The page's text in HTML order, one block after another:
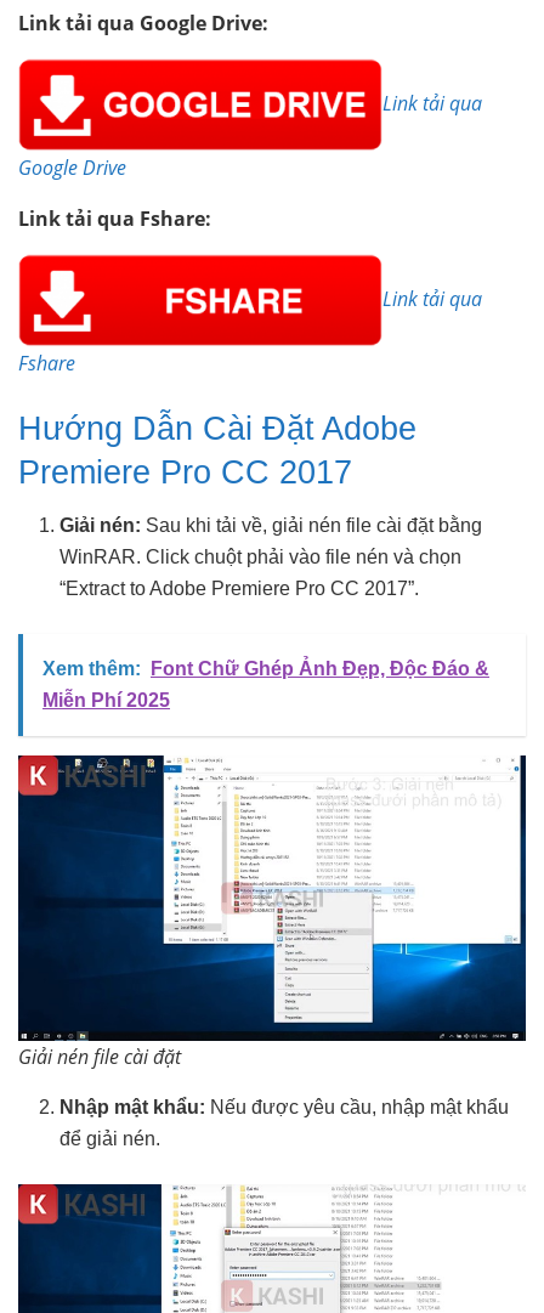
Link tải qua Google Drive:
Link tải qua
Google Drive
Link tải qua Fshare:
Link tải qua
Fshare
Hướng Dẫn Cài Đặt Adobe
Premiere Pro CC 2017
Giải nén: Sau khi tải về, giải nén file cài đặt bằng
WinRAR. Click chuột phải vào file nén và chọn
“Extract to Adobe Premiere Pro CC 2017”.
Xem thêm:
Font Chữ Ghép Ảnh Đẹp, Độc Đáo &
Miễn Phí 2025
Giải nén file cài đặt
Nhập mật khẩu: Nếu được yêu cầu, nhập mật khẩu
để giải nén.